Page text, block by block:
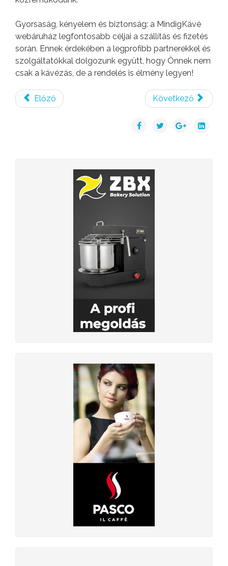
Gyorsaság, kényelem és biztonság: a MindigKávé
webáruház legfontosabb céljai a szállítás és fizetés
során. Ennek érdekében a legprofibb partnerekkel és
szolgáltatókkal dolgozunk együtt, hogy Önnek nem
csak a kávézás, de a rendelés is élmény legyen!
Előző Következő